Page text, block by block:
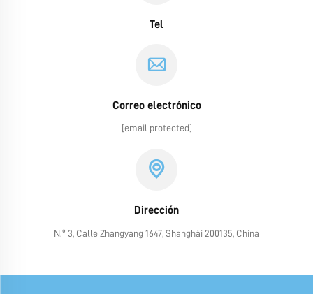
Tel
Correo electrónico
[email protected]
Dirección
N.º 3, Calle Zhangyang 1647, Shanghái 200135, China